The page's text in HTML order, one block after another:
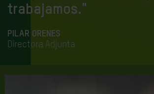
trabajamos."
PILAR ORENES
Directora Adjunta